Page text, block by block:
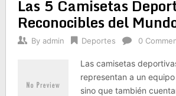
Las 5 Camisetas
Reconocibles del
By admin Deportes 0
Las camisetas
representan a un
sino que también